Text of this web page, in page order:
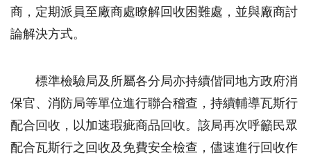
商，定期派員至廠商處瞭解回收困難處，並與廠商討
論解決方式。
標準檢驗局及所屬各分局亦持續偕同地方政府消
保官、消防局等單位進行聯合稽查，持續輔導瓦斯行
配合回收，以加速瑕疵商品回收。該局再次呼籲民眾
配合瓦斯行之回收及免費安全檢查，儘速進行回收作